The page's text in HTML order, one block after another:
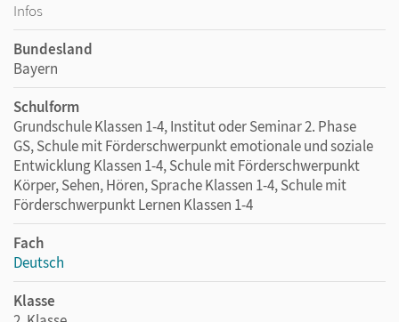
Infos
Bundesland
Bayern
Schulform
Grundschule Klassen 1-4, Institut oder Seminar 2. Phase
GS, Schule mit Förderschwerpunkt emotionale und soziale
Entwicklung Klassen 1-4, Schule mit Förderschwerpunkt
Körper, Sehen, Hören, Sprache Klassen 1-4, Schule mit
Förderschwerpunkt Lernen Klassen 1-4
Fach
Deutsch
Klasse